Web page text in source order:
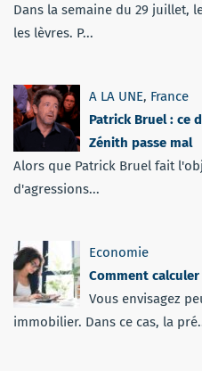
Dans la semaine du 29 juillet,
les lèvres. P...
A LA UNE, France
Patrick Bruel : ce
Zénith passe mal
Alors que Patrick Bruel fait
d'agressions...
Economie
Comment
Vous envisagez
immobilier. Dans ce cas, la